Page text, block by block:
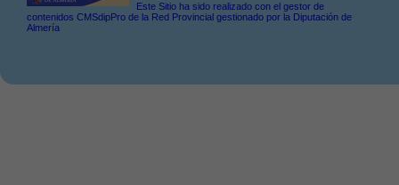
Este Sitio ha sido realizado con el gestor de
contenidos CMSdipPro de la Red Provincial gestionado por la Diputación de
Almería